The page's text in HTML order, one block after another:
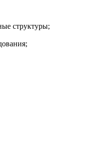
структуры;